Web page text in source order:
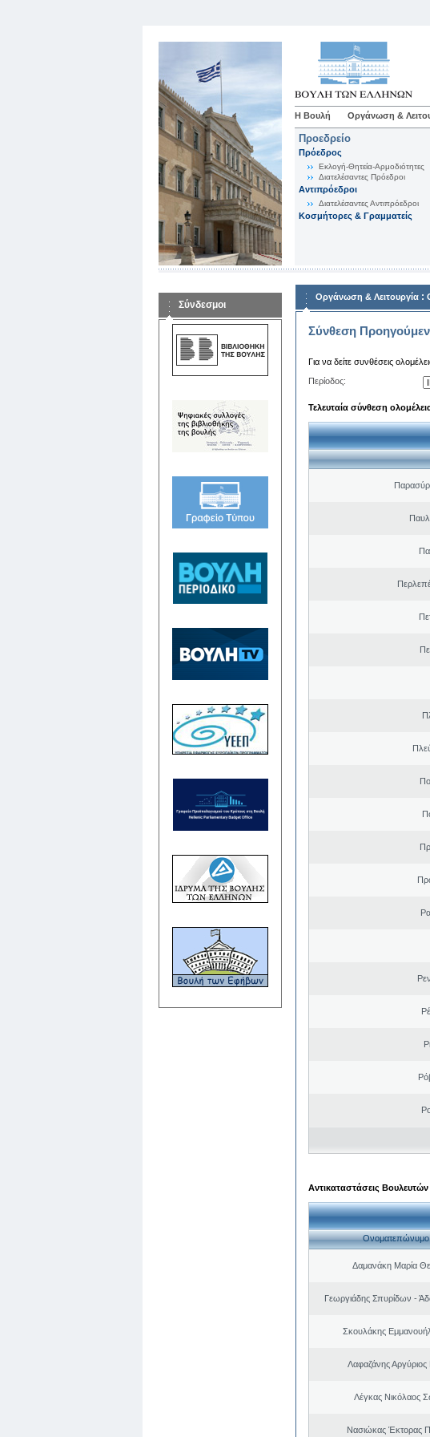
Η Βουλή Οργάνωση &
Προεδρείο
Πρόεδρος
Εκλογή-Θητεία-Αρμοδιότητες
Διατελέσαντες Πρόεδροι
Αντιπρόεδροι
Διατελέσαντες Αντιπρόεδροι
Κοσμήτορες & Γραμματείς
Σύνδεσμοι
Οργάνωση & Λειτουργία :
Σύνθεση
Για να δείτε συνθέσεις
Περίοδος:
Τελευταία σύνθεση
Αντικαταστάσεις
Ονοματεπώνυμο
Δαμανάκη Μαρία
Γεωργιάδης Σπυρίδων -
Σκουλάκης
Λαφαζάνης Αργύριος
Λέγκας Νικόλαος
Νασιώκας Έκτορας